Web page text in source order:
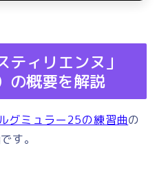
ィリエンヌ」
の概要を解説
グミュラー25の練習曲の
す。